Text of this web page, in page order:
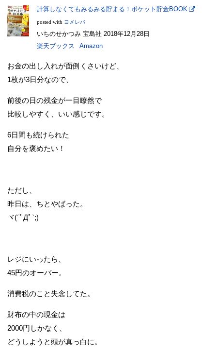
計算しなくてもみるみる貯まる！ポケット貯金BOOK
posted with ヨメレバ
いちのせかつみ 宝島社 2018年12月28日
楽天ブックス
Amazon
お金の出し入れが面倒くさいけど、
1枚が3日分なので、
前後の日の残金が一目瞭然で
比較しやすく、いい感じです。
6日間も続けられた
自分を褒めたい！
ただし、
昨日は、ちとやばった。
ヾ(´ﾟДﾟ`;)ゝ
レジにいったら、
45円のオーバー。
消費税のこと失念してた。
財布の中の現金は
2000円しかなく、
どうしようと頭が真っ白に。